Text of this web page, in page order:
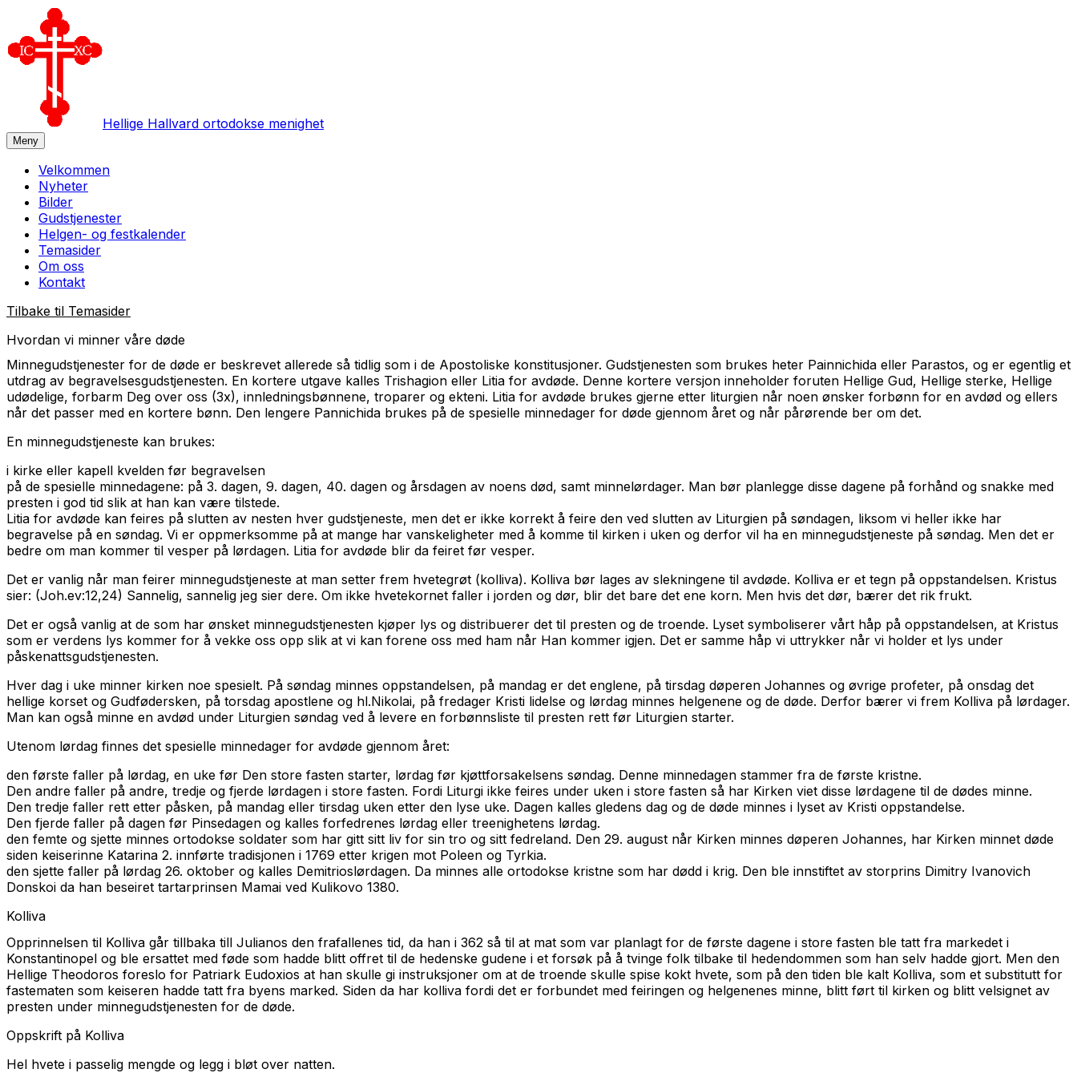
Hellige Hallvard ortodokse menighet
Meny
Velkommen
Nyheter
Bilder
Gudstjenester
Helgen- og festkalender
Temasider
Om oss
Kontakt
Tilbake til Temasider
Hvordan vi minner våre døde
Minnegudstjenester for de døde er beskrevet allerede så tidlig som i de Apostoliske konstitusjoner. Gudstjenesten som brukes heter Painnichida eller Parastos, og er egentlig et
utdrag av begravelsesgudstjenesten. En kortere utgave kalles Trishagion eller Litia for avdøde. Denne kortere versjon inneholder foruten Hellige Gud, Hellige sterke, Hellige
udødelige, forbarm Deg over oss (3x), innledningsbønnene, troparer og ekteni. Litia for avdøde brukes gjerne etter liturgien når noen ønsker forbønn for en avdød og ellers
når det passer med en kortere bønn. Den lengere Pannichida brukes på de spesielle minnedager for døde gjennom året og når pårørende ber om det.
En minnegudstjeneste kan brukes:
i kirke eller kapell kvelden før begravelsen
på de spesielle minnedagene: på 3. dagen, 9. dagen, 40. dagen og årsdagen av noens død, samt minnelørdager. Man bør planlegge disse dagene på forhånd og snakke med
presten i god tid slik at han kan være tilstede.
Litia for avdøde kan feires på slutten av nesten hver gudstjeneste, men det er ikke korrekt å feire den ved slutten av Liturgien på søndagen, liksom vi heller ikke har
begravelse på en søndag. Vi er oppmerksomme på at mange har vanskeligheter med å komme til kirken i uken og derfor vil ha en minnegudstjeneste på søndag. Men det er
bedre om man kommer til vesper på lørdagen. Litia for avdøde blir da feiret før vesper.
Det er vanlig når man feirer minnegudstjeneste at man setter frem hvetegrøt (kolliva). Kolliva bør lages av slekningene til avdøde. Kolliva er et tegn på oppstandelsen. Kristus
sier: (Joh.ev:12,24) Sannelig, sannelig jeg sier dere. Om ikke hvetekornet faller i jorden og dør, blir det bare det ene korn. Men hvis det dør, bærer det rik frukt.
Det er også vanlig at de som har ønsket minnegudstjenesten kjøper lys og distribuerer det til presten og de troende. Lyset symboliserer vårt håp på oppstandelsen, at Kristus
som er verdens lys kommer for å vekke oss opp slik at vi kan forene oss med ham når Han kommer igjen. Det er samme håp vi uttrykker når vi holder et lys under
påskenattsgudstjenesten.
Hver dag i uke minner kirken noe spesielt. På søndag minnes oppstandelsen, på mandag er det englene, på tirsdag døperen Johannes og øvrige profeter, på onsdag det
hellige korset og Gudfødersken, på torsdag apostlene og hl.Nikolai, på fredager Kristi lidelse og lørdag minnes helgenene og de døde. Derfor bærer vi frem Kolliva på lørdager.
Man kan også minne en avdød under Liturgien søndag ved å levere en forbønnsliste til presten rett før Liturgien starter.
Utenom lørdag finnes det spesielle minnedager for avdøde gjennom året:
den første faller på lørdag, en uke før Den store fasten starter, lørdag før kjøttforsakelsens søndag. Denne minnedagen stammer fra de første kristne.
Den andre faller på andre, tredje og fjerde lørdagen i store fasten. Fordi Liturgi ikke feires under uken i store fasten så har Kirken viet disse lørdagene til de dødes minne.
Den tredje faller rett etter påsken, på mandag eller tirsdag uken etter den lyse uke. Dagen kalles gledens dag og de døde minnes i lyset av Kristi oppstandelse.
Den fjerde faller på dagen før Pinsedagen og kalles forfedrenes lørdag eller treenighetens lørdag.
den femte og sjette minnes ortodokse soldater som har gitt sitt liv for sin tro og sitt fedreland. Den 29. august når Kirken minnes døperen Johannes, har Kirken minnet døde
siden keiserinne Katarina 2. innførte tradisjonen i 1769 etter krigen mot Poleen og Tyrkia.
den sjette faller på lørdag 26. oktober og kalles Demitrioslørdagen. Da minnes alle ortodokse kristne som har dødd i krig. Den ble innstiftet av storprins Dimitry Ivanovich
Donskoi da han beseiret tartarprinsen Mamai ved Kulikovo 1380.
Kolliva
Opprinnelsen til Kolliva går tillbaka till Julianos den frafallenes tid, da han i 362 så til at mat som var planlagt for de første dagene i store fasten ble tatt fra markedet i
Konstantinopel og ble ersattet med føde som hadde blitt offret til de hedenske gudene i et forsøk på å tvinge folk tilbake til hedendommen som han selv hadde gjort. Men den
Hellige Theodoros foreslo for Patriark Eudoxios at han skulle gi instruksjoner om at de troende skulle spise kokt hvete, som på den tiden ble kalt Kolliva, som et substitutt for
fastematen som keiseren hadde tatt fra byens marked. Siden da har kolliva fordi det er forbundet med feiringen og helgenenes minne, blitt ført til kirken og blitt velsignet av
presten under minnegudstjenesten for de døde.
Oppskrift på Kolliva
Hel hvete i passelig mengde og legg i bløt over natten.